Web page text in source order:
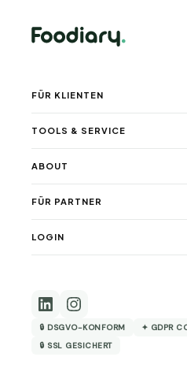
FÜR KLIENTEN
TOOLS & SERVICE
ABOUT
FÜR PARTNER
LOGIN
🔒 DSGVO-KONFORM
✦ GDPR
🔒 SSL GESICHERT